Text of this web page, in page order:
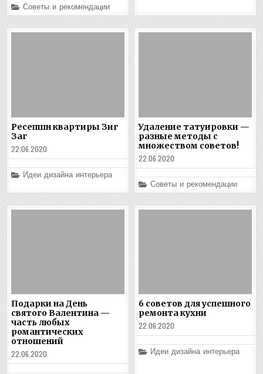
Posted
in
Советы и рекомендации
Ресепшн квартиры Зиг
Заг
22.06.2020
Posted
in
Идеи дизайна интерьера
Удаление татуировки —
разные методы с
множеством советов!
22.06.2020
Posted
in
Советы и рекомендации
Подарки на День
святого Валентина —
часть любых
романтических
отношений
22.06.2020
6 советов для успешного
ремонта кухни
22.06.2020
Posted
in
Идеи дизайна интерьера